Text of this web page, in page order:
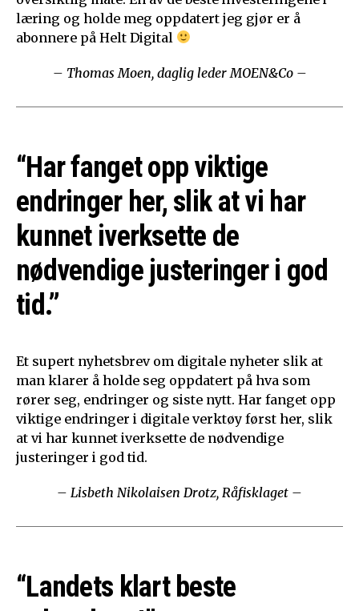
læring og holde meg oppdatert jeg gjør er å
abonnere på Helt Digital
– Thomas Moen, daglig leder MOEN&Co –
“Har fanget opp viktige
endringer her, slik at vi har
kunnet iverksette de
nødvendige justeringer i god
tid.”
Et supert nyhetsbrev om digitale nyheter slik at
man klarer å holde seg oppdatert på hva som
rører seg, endringer og siste nytt. Har fanget opp
viktige endringer i digitale verktøy først her, slik
at vi har kunnet iverksette de nødvendige
justeringer i god tid.
– Lisbeth Nikolaisen Drotz, Råfisklaget –
“Landets klart beste